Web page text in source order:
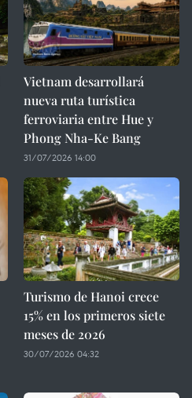
Vietnam desarrollará
nueva ruta turística
ferroviaria entre Hue y
Phong Nha-Ke Bang
31/07/2026 14:00
Turismo de Hanoi crece
15% en los primeros siete
meses de 2026
30/07/2026 04:32